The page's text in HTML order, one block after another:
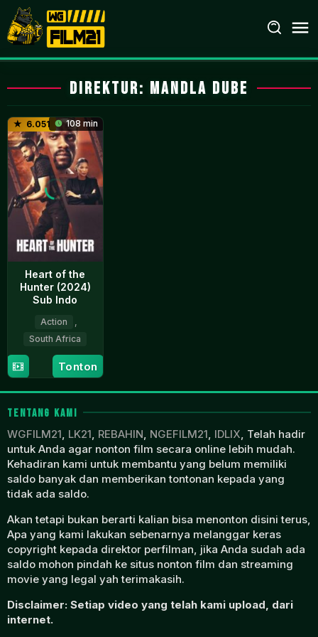
Loncat
ke
konten
Direktur: Mandla Dube
6.051 108 min
Heart of the
Hunter (2024)
Sub Indo
Action
South Africa
28
Mar
2024
Mandla
Dube
Tonton
TENTANG KAMI
WGFILM21, LK21, REBAHIN, NGEFILM21, IDLIX, Telah hadir
untuk Anda agar nonton film secara online lebih mudah.
Kehadiran kami untuk membantu yang belum memiliki
saldo banyak dan memberikan tontonan kepada yang
tidak ada saldo.
Akan tetapi bukan berarti kalian bisa menonton disini terus,
Apa yang kami lakukan sebenarnya melanggar keras
copyright kepada direktor perfilman, jika Anda sudah ada
saldo mohon pindah ke situs nonton film dan streaming
movie yang legal yah terimakasih.
Disclaimer: Setiap video yang telah kami upload, dari
internet.